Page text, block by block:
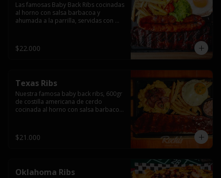
Las famosas Baby Back Ribs cocinadas
al horno con salsa barbacoa y
ahumada a la parrilla, servidas con
$22.000
Texas Ribs
Nuestra famosa baby back ribs, 600gr
de costilla americana de cerdo
cocinada al horno con salsa barbacoa
tocino ahumado laminado, papas
fritas  y un huevo frito.
$21.000
Oklahoma Ribs